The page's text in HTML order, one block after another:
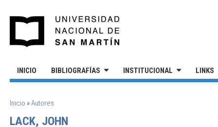
INICIO BIBLIOGRAFÍAS INSTITUCIONAL LINKS
SE ENCUENTRA USTED AQUÍ
Inicio »Autores
LACK, JOHN